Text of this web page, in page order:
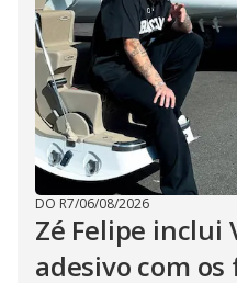
DO R7/06/08/2026
Zé Felipe inclui
adesivo com